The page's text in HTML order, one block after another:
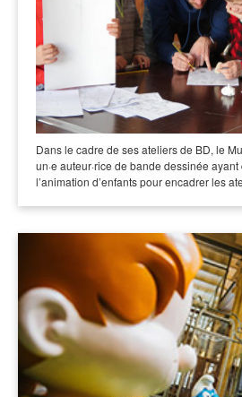
Dans le cadre de ses ateliers de BD, le
un·e auteur·rice de bande dessinée
l’animation d’enfants pour encadrer les